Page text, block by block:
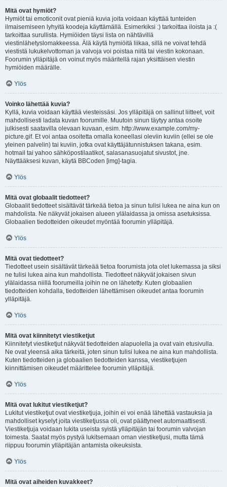
Mitä ovat hymiöt?
Hymiöt tai emoticonit ovat pieniä kuvia joita voidaan käyttää tunteiden
ilmaisemiseen lyhyitä koodeja käyttämällä. Esimerkiksi :) tarkoittaa iloista ja :(
tarkoittaa surullista. Hymiöiden täysi lista on nähtävillä
viestinlähetyslomakkeessa. Älä käytä hymiöitä liikaa, sillä ne voivat tehdä
viestistä lukukelvottoman ja valvoja voi poistaa niitä tai viestin kokonaan.
Foorumin ylläpitäjä on voinut myös määritellä rajan yksittäisen viestin
hymiöiden määrälle.
Ylös
Voinko lähettää kuvia?
Kyllä, kuvia voidaan käyttää viesteissäsi. Jos ylläpitäjä on sallinut liitteet, voit
mahdollisesti ladata kuvan foorumille. Muutoin sinun täytyy antaa osoite
julkisesti saatavilla olevaan kuvaan, esim. http://www.example.com/my-
picture.gif. Et voi antaa osoitetta omalla koneellasi oleviin kuviin (ellei se ole
yleinen palvelin) tai kuviin, jotka ovat käyttäjätunnistuksen takana, esim.
hotmail tai yahoo sähköpostilaatikot, salasanasuojatut sivustot, jne.
Näyttääksesi kuvan, käytä BBCoden [img]-tagia.
Ylös
Mitä ovat globaalit tiedotteet?
Globaalit tiedotteet sisältävät tärkeää tietoa ja sinun tulisi lukea ne aina kun on
mahdolista. Ne näkyvät jokaisen alueen ylälaidassa ja omissa asetuksissa.
Globaalien tiedotteiden oikeudet myöntää foorumin ylläpitäjä.
Ylös
Mitä ovat tiedotteet?
Tiedotteet usein sisältävät tärkeää tietoa foorumista jota olet lukemassa ja siksi
ne tulisi lukea aina kun mahdollista. Tiedotteet näkyvät jokaisen sivun
ylälaidassa niillä foorumeilla joihin ne on lähetetty. Kuten globaalien
tiedotteiden kohdalla, tiedotteiden lähettämisen oikeudet antaa foorumin
ylläpitäjä.
Ylös
Mitä ovat kiinnitetyt viestiketjut
Kiinnitetyt viestiketjut näkyvät tiedotteiden alapuolella ja ovat vain etusivulla.
Ne ovat yleensä aika tärkeitä, joten sinun tulisi lukea ne aina kun mahdollista.
Kuten tiedotteiden ja globaalien tiedotteiden kanssa, viestiketjujen
kiinnittämisen oikeudet määrittelee foorumin ylläpitäjä.
Ylös
Mitä ovat lukitut viestiketjut?
Lukitut viestiketjut ovat viestiketjuja, joihin ei voi enää lähettää vastauksia ja
mahdolliset kyselyt joita viestiketjussa oli, ovat päättyneet automaattisesti.
Viestiketjuja voidaan lukita useista syistä ylläpitäjän tai foorumin valvojan
toimesta. Saatat myös pystyä lukitsemaan oman viestiketjusi, mutta tämä
riippuu foorumin ylläpitäjän antamista oikeuksista.
Ylös
Mitä ovat aiheiden kuvakkeet?